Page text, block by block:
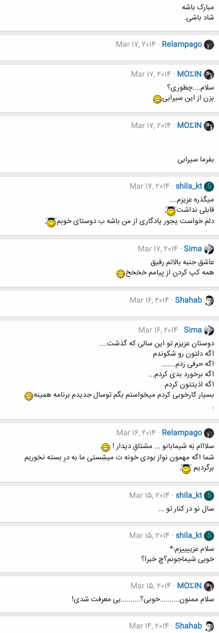
مبارک باشه
شاد باشی.
Relampago
Mar 17, 2014
MOΣIN
Mar 17, 2014
سلام....چطوری؟
بزن از این سیرابی
MOΣIN
Mar 17, 2014
بفرما سیرابی
S
shila_kt
Mar 17, 2014
میگذره عزیزم....
قابلی نداشت
دلم خواست یجور یادگاری از من باشه ب دوستای خوبم
Sima
Mar 17, 2014
عاشق جنبه بالاتم رفیق
همه کپ کردن از پیامم خخخخ
Shahab
Mar 16, 2014
Sima
Mar 16, 2014
دوستان عزیزم تو این سالی که گذشت....
اگه دلتون رو شکوندم
اگه حرفی زدم.......
اگه برخورد بدی کردم...
اگه اذیتتون کردم
بسیار کارخوبی کردم میخواستم بگم توسال جدیدم برنامه همینه
.
Relampago
Mar 16, 2014
سلااام بَه شیمابانو ... مشتاقِ دیدار !
شما اگه مهمون نواز بودی خونه ت میشِستی ما به درِ بسته نخوریم
برگردیم
S
shila_kt
Mar 15, 2014
سال نو در کنار تو ...
S
shila_kt
Mar 15, 2014
سلام عزییییزم:*
خوبی شیماجونم؟چ خبرا؟
MOΣIN
Mar 15, 2014
سلام ممنون..........خوبی؟..........بی معرفت شدی!
Shahab
Mar 14, 2014